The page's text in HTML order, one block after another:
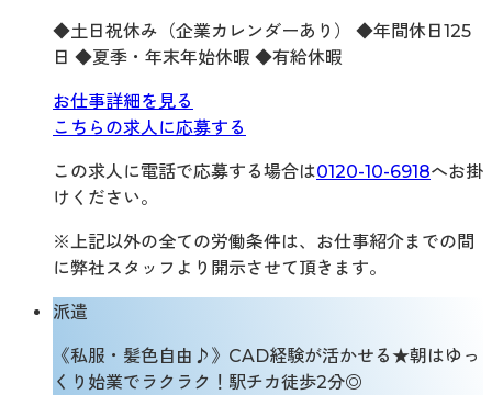
◆土日祝休み（企業カレンダーあり） ◆年間休日125
日 ◆夏季・年末年始休暇 ◆有給休暇
お仕事詳細を見る
こちらの求人に応募する
この求人に電話で応募する場合は0120-10-6918へお掛
けください。
※上記以外の全ての労働条件は、お仕事紹介までの間
に弊社スタッフより開示させて頂きます。
派遣
《私服・髪色自由♪》CAD経験が活かせる★朝はゆっ
くり始業でラクラク！駅チカ徒歩2分◎